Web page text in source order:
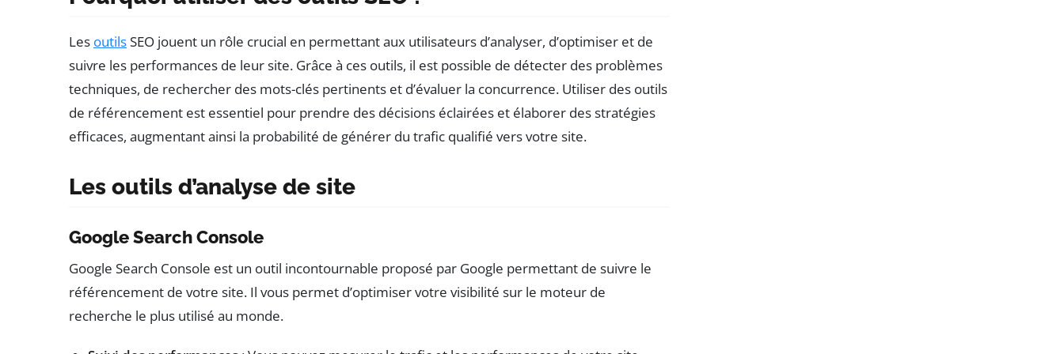
Les outilsSEO jouent un rôle crucial en permettant aux utilisateurs d’analyser, d’optimiser et de
suivre les performances de leur site. Grâce à ces outils, il est possible de détecter des problèmes
techniques, de rechercher des mots-clés pertinents et d’évaluer la concurrence. Utiliser des outils
de référencement est essentiel pour prendre des décisions éclairées et élaborer des stratégies
efficaces, augmentant ainsi la probabilité de générer du trafic qualifié vers votre site.
Les outils d’analyse de site
Google Search Console
Google Search Console est un outil incontournable proposé par Google permettant de suivre le
référencement de votre site. Il vous permet d’optimiser votre visibilité sur le moteur de
recherche le plus utilisé au monde.